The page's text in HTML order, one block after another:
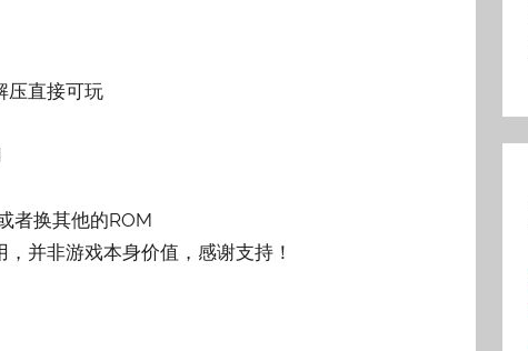
压直接可玩
者换其他的ROM
并非游戏本身价值，感谢支持！